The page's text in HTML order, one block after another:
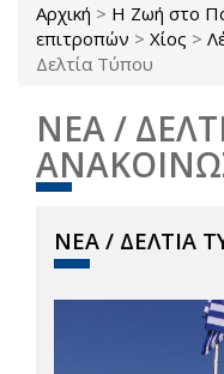
Είστε εδώ
Αρχική > Η Ζωή στο
επιτροπών > Χίος >
Δελτία Τύπου
ΝΕΑ /
ΝΕΑ / ΔΕΛΤΙΑ